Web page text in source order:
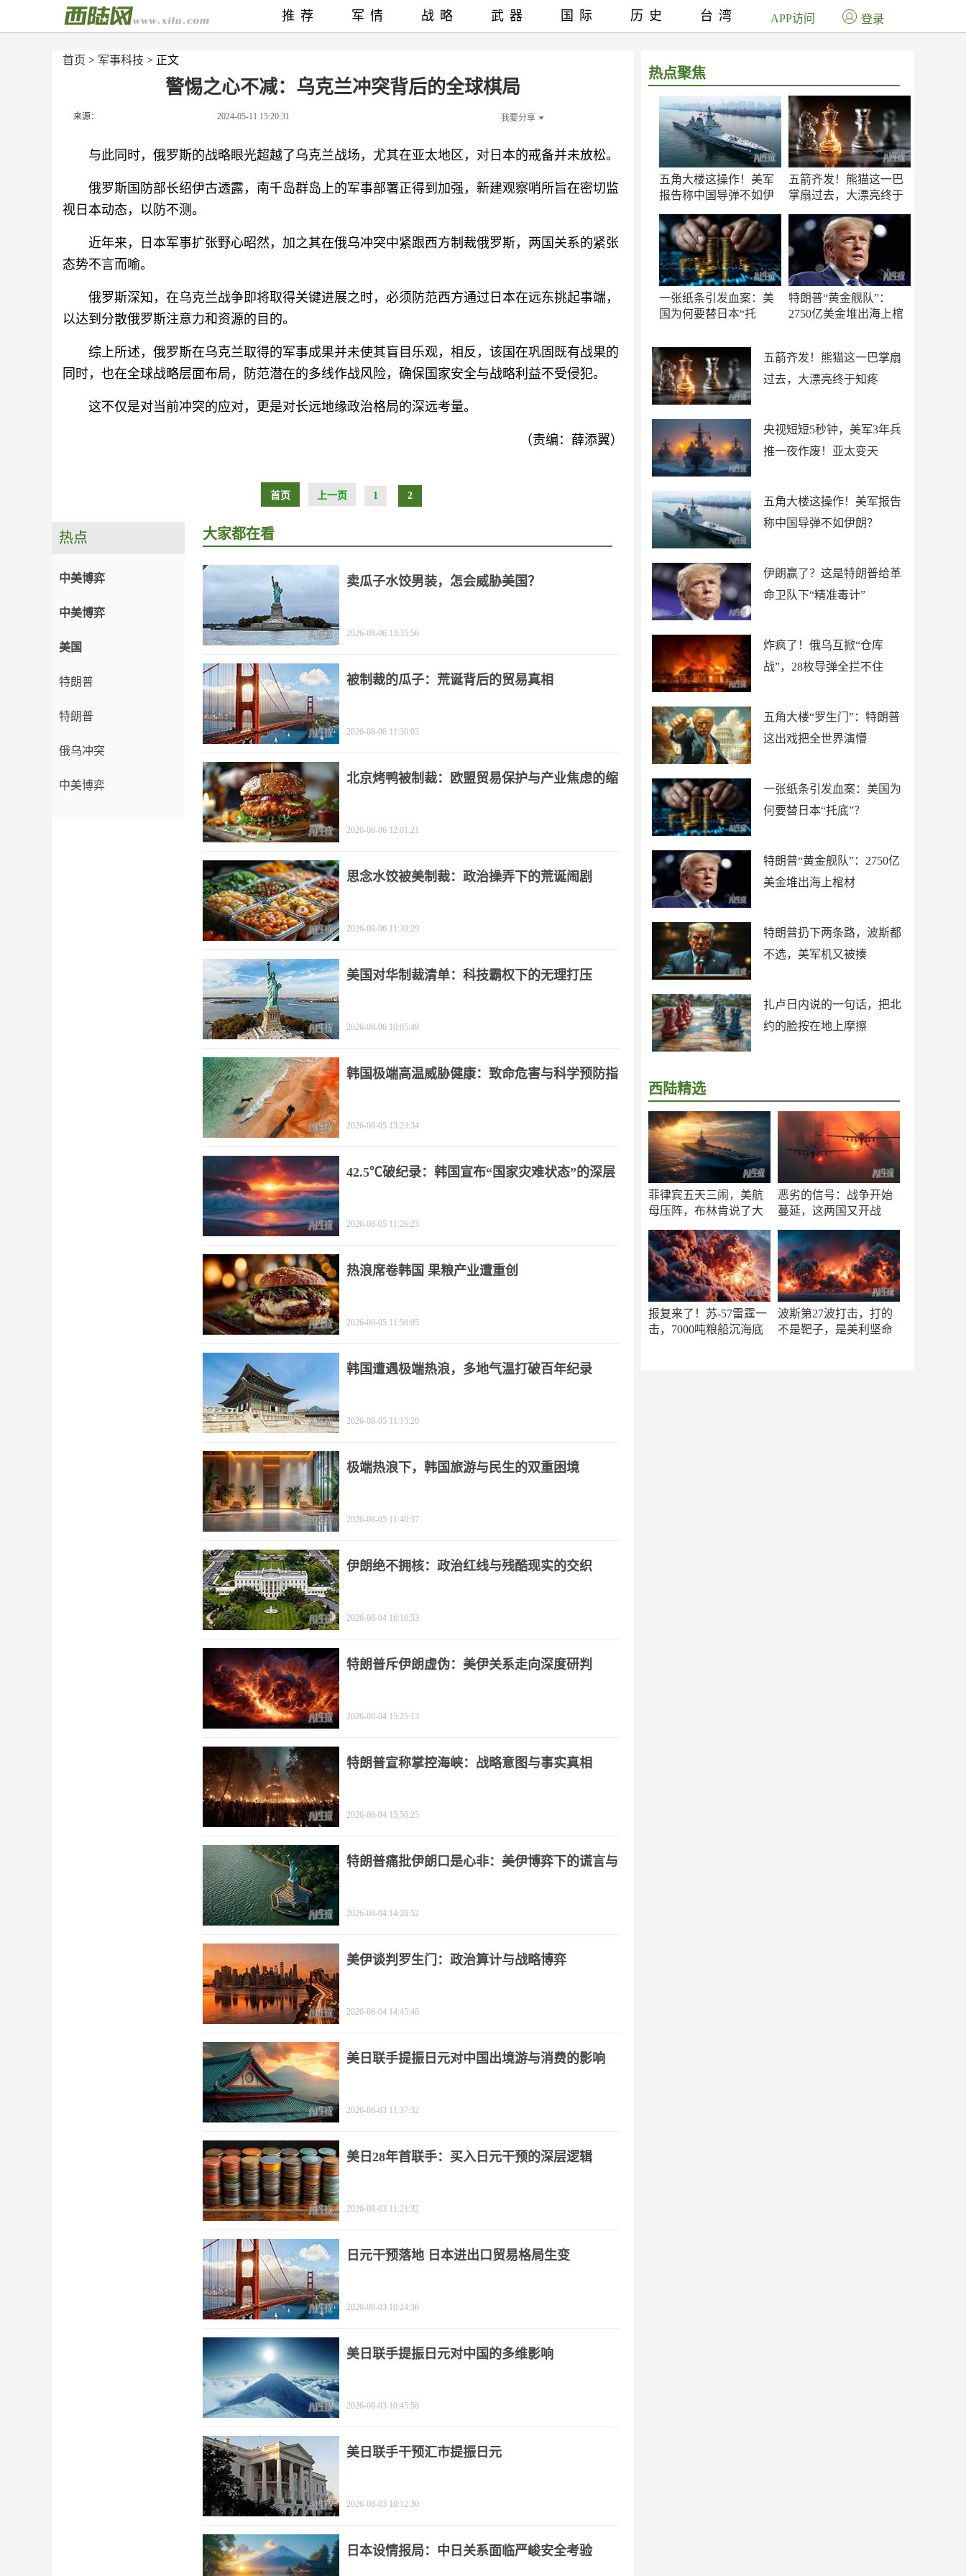
首页 > 军事科技 > 正文
警惕之心不减：乌克兰冲突背后的全球棋局
来源： 2024-05-11 15:20:31 我要分享
与此同时，俄罗斯的战略眼光超越了乌克兰战场，尤其在亚太地区，对日本的戒备并未放松。
俄罗斯国防部长绍伊古透露，南千岛群岛上的军事部署正得到加强，新建观察哨所旨在密切监
视日本动态，以防不测。
近年来，日本军事扩张野心昭然，加之其在俄乌冲突中紧跟西方制裁俄罗斯，两国关系的紧张
态势不言而喻。
俄罗斯深知，在乌克兰战争即将取得关键进展之时，必须防范西方通过日本在远东挑起事端，
以达到分散俄罗斯注意力和资源的目的。
综上所述，俄罗斯在乌克兰取得的军事成果并未使其盲目乐观，相反，该国在巩固既有战果的
同时，也在全球战略层面布局，防范潜在的多线作战风险，确保国家安全与战略利益不受侵犯。
这不仅是对当前冲突的应对，更是对长远地缘政治格局的深远考量。
（责编：薛添翼）
首页 上一页 1 2
热点聚焦
五角大楼这操作！美军
报告称中国导弹不如伊
五箭齐发！熊猫这一巴
掌扇过去，大漂亮终于
一张纸条引发血案：美
国为何要替日本“托
特朗普“黄金舰队”：
2750亿美金堆出海上棺
五箭齐发！熊猫这一巴掌扇
过去，大漂亮终于知疼
央视短短5秒钟，美军3年兵
推一夜作废！亚太变天
五角大楼这操作！美军报告
称中国导弹不如伊朗？
伊朗赢了？这是特朗普给革
命卫队下“精准毒计”
炸疯了！俄乌互掀“仓库
战”，28枚导弹全拦不住
五角大楼“罗生门”：特朗普
这出戏把全世界演懵
一张纸条引发血案：美国为
何要替日本“托底”？
特朗普“黄金舰队”：2750亿
美金堆出海上棺材
特朗普扔下两条路，波斯都
不选，美军机又被揍
扎卢日内说的一句话，把北
约的脸按在地上摩擦
西陆精选
菲律宾五天三闹，美航
母压阵，布林肯说了大
恶劣的信号：战争开始
蔓延，这两国又开战
报复来了！苏-57雷霆一
击，7000吨粮船沉海底
波斯第27波打击，打的
不是靶子，是美利坚命
推荐 军情 战略 武器 国际 历史 台湾 APP访问 登录
热点
中美博弈
中美博弈
美国
特朗普
特朗普
俄乌冲突
中美博弈
大家都在看
卖瓜子水饺男装，怎会威胁美国？
2026-08-06 13:35:56
被制裁的瓜子：荒诞背后的贸易真相
2026-08-06 11:30:03
北京烤鸭被制裁：欧盟贸易保护与产业焦虑的缩
2026-08-06 12:01:21
思念水饺被美制裁：政治操弄下的荒诞闹剧
2026-08-06 11:39:29
美国对华制裁清单：科技霸权下的无理打压
2026-08-06 10:05:49
韩国极端高温威胁健康：致命危害与科学预防指
2026-08-05 13:23:34
42.5℃破纪录：韩国宣布“国家灾难状态”的深层
2026-08-05 11:26:23
热浪席卷韩国 果粮产业遭重创
2026-08-05 11:58:05
韩国遭遇极端热浪，多地气温打破百年纪录
2026-08-05 11:15:20
极端热浪下，韩国旅游与民生的双重困境
2026-08-05 11:40:37
伊朗绝不拥核：政治红线与残酷现实的交织
2026-08-04 16:16:53
特朗普斥伊朗虚伪：美伊关系走向深度研判
2026-08-04 15:25:13
特朗普宣称掌控海峡：战略意图与事实真相
2026-08-04 15:50:25
特朗普痛批伊朗口是心非：美伊博弈下的谎言与
2026-08-04 14:28:52
美伊谈判罗生门：政治算计与战略博弈
2026-08-04 14:45:46
美日联手提振日元对中国出境游与消费的影响
2026-08-03 11:37:32
美日28年首联手：买入日元干预的深层逻辑
2026-08-03 11:21:32
日元干预落地 日本进出口贸易格局生变
2026-08-03 10:24:36
美日联手提振日元对中国的多维影响
2026-08-03 10:45:56
美日联手干预汇市提振日元
2026-08-03 10:12:30
日本设情报局：中日关系面临严峻安全考验